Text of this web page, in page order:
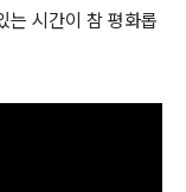
는 시간이 참 평화롭